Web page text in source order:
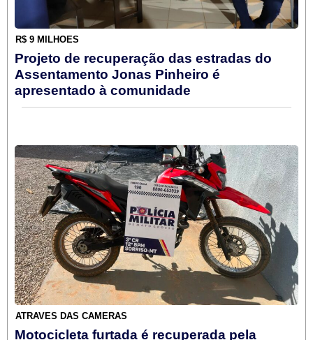
R$ 9 MILHÕES
Projeto de recuperação das estradas do
Assentamento Jonas Pinheiro é
apresentado à comunidade
ATRAVÉS DAS CÂMERAS
Motocicleta furtada é recuperada pela